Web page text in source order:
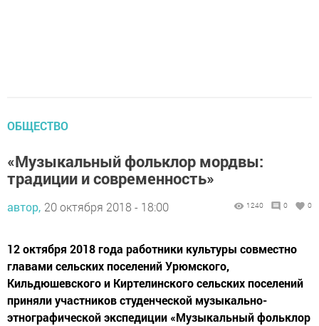
ОБЩЕСТВО
«Музыкальный фольклор мордвы:
традиции и современность»
автор, 20 октября 2018 - 18:00 1240 0 0
12 октября 2018 года работники культуры совместно
главами сельских поселений Урюмского,
Кильдюшевского и Киртелинского сельских поселений
приняли участников студенческой музыкально-
этнографической экспедиции «Музыкальный фольклор